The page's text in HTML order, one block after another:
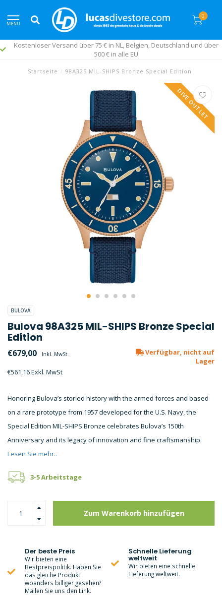
MENU
0
Schnelle weltweite Lieferung
Startseite / 98A325 MIL-SHIPS Bronze Special Edition
DIVE OUTLET
BULOVA
Bulova 98A325 MIL-SHIPS Bronze Special
Edition
€679,00 Inkl. MwSt.
€561,16 Exkl. MwSt
Verfügbar, nicht auf
Lager
Honoring Bulova’s storied history with the armed forces and based
on a rare prototype from 1957 developed for the U.S. Navy, the
Special Edition MIL-SHIPS Bronze celebrates Bulova’s 150th
Anniversary and its legacy of innovation and fine craftsmanship.
Lesen Sie mehr..
3-5 Arbeitstage
Zum Warenkorb hinzufügen
Der beste Preis
Wir bieten eine
Bestpreispolitik. Haben Sie
das gleiche Produkt
woanders billiger gesehen?
Mailen Sie uns den Link.
Schnelle Lieferung
weltweit
Wir bieten eine schnelle
Lieferung weltweit.